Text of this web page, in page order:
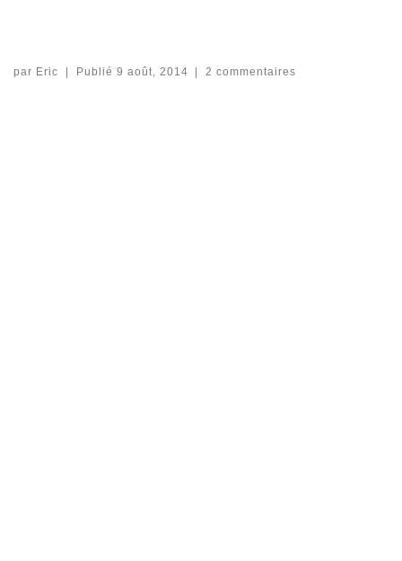
par Eric Publié 9 août, 2014 2 commentaires